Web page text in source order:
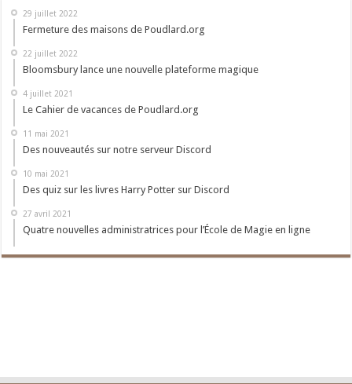
29 juillet 2022
Fermeture des maisons de Poudlard.org
22 juillet 2022
Bloomsbury lance une nouvelle plateforme magique
4 juillet 2021
Le Cahier de vacances de Poudlard.org
11 mai 2021
Des nouveautés sur notre serveur Discord
10 mai 2021
Des quiz sur les livres Harry Potter sur Discord
27 avril 2021
Quatre nouvelles administratrices pour l’École de Magie en ligne